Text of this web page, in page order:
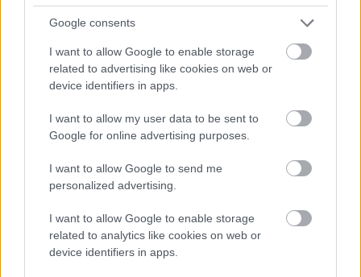
Google consents
I want to allow Google to enable storage
related to advertising like cookies on web or
device identifiers in apps.
I want to allow my user data to be sent to
Google for online advertising purposes.
I want to allow Google to send me
personalized advertising.
I want to allow Google to enable storage
related to analytics like cookies on web or
device identifiers in apps.